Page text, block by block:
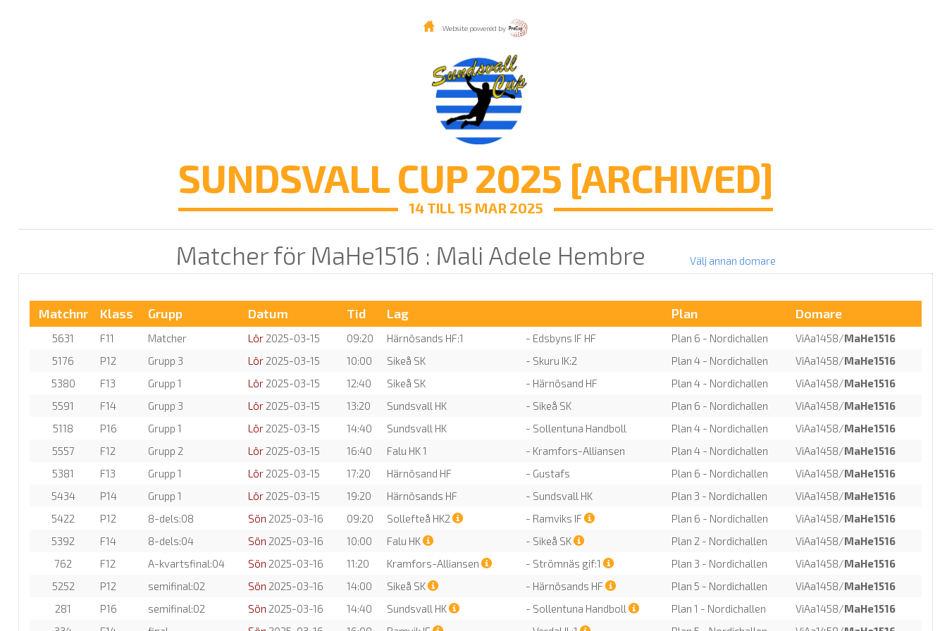
Website powered by
SUNDSVALL CUP 2025 [ARCHIVED]
14 TILL 15 MAR 2025
Matcher för MaHe1516 : Mali Adele Hembre Välj annan domare
Matchnr Klass Grupp Datum Tid Lag Plan Domare
5631 F11 Matcher Lör 2025-03-15 09:20 Härnösands HF:1 - Edsbyns IF HF Plan 6 - Nordichallen ViAa1458/MaHe1516
5176
P12 Grupp 3 Lör 2025-03-15 10:00 Sikeå SK - Skuru IK:2 Plan 4 - Nordichallen ViAa1458/MaHe1516
5380
F13 Grupp 1 Lör 2025-03-15 12:40 Sikeå SK - Härnösand HF Plan 4 - Nordichallen ViAa1458/MaHe1516
5591
F14 Grupp 3 Lör 2025-03-15 13:20 Sundsvall HK - Sikeå SK Plan 6 - Nordichallen ViAa1458/MaHe1516
5118
P16 Grupp 1 Lör 2025-03-15 14:40 Sundsvall HK - Sollentuna Handboll Plan 4 - Nordichallen ViAa1458/MaHe1516
5557
F12 Grupp 2 Lör 2025-03-15 16:40 Falu HK 1 - Kramfors-Alliansen Plan 4 - Nordichallen ViAa1458/MaHe1516
5381
F13 Grupp 1 Lör 2025-03-15 17:20 Härnösand HF - Gustafs Plan 6 - Nordichallen ViAa1458/MaHe1516
5434
P14 Grupp 1 Lör 2025-03-15 19:20 Härnösands HF - Sundsvall HK Plan 3 - Nordichallen ViAa1458/MaHe1516
5422
P12 8-dels:08 Sön 2025-03-16 09:20 Sollefteå HK2 - Ramviks IF Plan 6 - Nordichallen ViAa1458/MaHe1516
5392
F14 8-dels:04 Sön 2025-03-16 10:00 Falu HK - Sikeå SK Plan 2 - Nordichallen ViAa1458/MaHe1516
762
F12 A-kvartsfinal:04 Sön 2025-03-16 11:20 Kramfors-Alliansen - Strömnäs gif:1 Plan 3 - Nordichallen ViAa1458/MaHe1516
5252
P12 semifinal:02 Sön 2025-03-16 14:00 Sikeå SK - Härnösands HF Plan 5 - Nordichallen ViAa1458/MaHe1516
281
P16 semifinal:02 Sön 2025-03-16 14:40 Sundsvall HK - Sollentuna Handboll Plan 1 - Nordichallen ViAa1458/MaHe1516